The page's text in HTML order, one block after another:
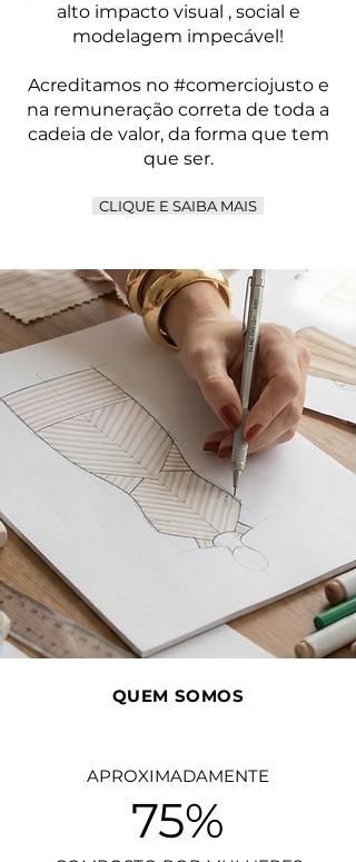
alto impacto visual , social e
modelagem impecável!
Acreditamos no #comerciojusto e
na remuneração correta de toda a
cadeia de valor, da forma que tem
que ser.
CLIQUE E SAIBA MAIS
QUEM SOMOS
APROXIMADAMENTE
75%